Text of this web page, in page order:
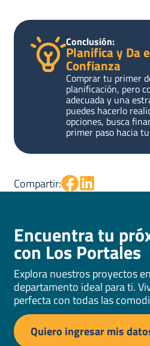
Conclusión:
Planifica y Da
Confianza
Comprar tu primer
planificación, pero
adecuada y una
puedes hacerlo
opciones, busca
primer paso hacia
Compartir:
Encuentra tu
con Los Portales
Explora nuestros proyectos
departamento ideal para ti.
perfecta con todas las
Quiero ingresar mis